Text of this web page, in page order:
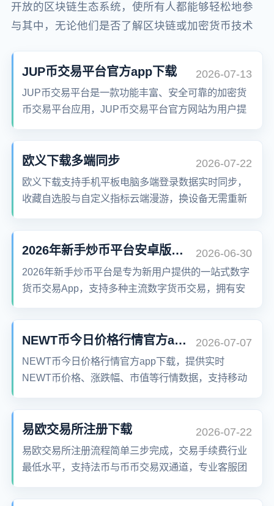
开放的区块链生态系统，使所有人都能够轻松地参
与其中，无论他们是否了解区块链或加密货币技术
JUP币交易平台官方app下载 2026-07-13
JUP币交易平台是一款功能丰富、安全可靠的加密货
币交易平台应用，JUP币交易平台官方网站为用户提
台手机版服务全球用户，覆盖北美、欧洲、台湾、中
东、香港、马来西亚等180个国家地区，提供超过600
种加密货币的交易服务。
欧义下载多端同步 2026-07-22
欧义下载支持手机平板电脑多端登录数据实时同步，
收藏自选股与自定义指标云端漫游，换设备无需重新
2026年新手炒币平台安卓版app下载 2026-06-30
2026年新手炒币平台是专为新用户提供的一站式数字
货币交易App，支持多种主流数字货币交易，拥有安
能，致力于打造新手友好型交易平台。
NEWT币今日价格行情官方app下载 2026-07-07
NEWT币今日价格行情官方app下载，提供实时
NEWT币价格、涨跌幅、市值等行情数据，支持移动
册简单，操作便捷，助力用户高效参与数字资产投
资。
易欧交易所注册下载 2026-07-22
易欧交易所注册流程简单三步完成，交易手续费行业
最低水平，支持法币与币币交易双通道，专业客服团